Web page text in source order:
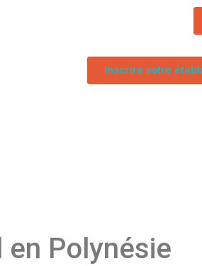
Inscrire votre
Polynésie